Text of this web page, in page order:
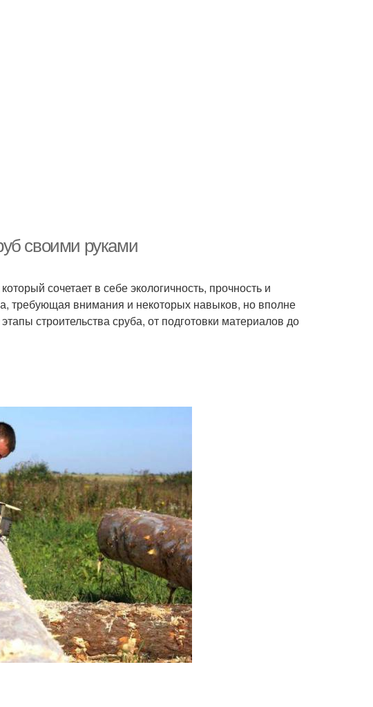
своими руками
сочетает в себе экологичность, прочность и
требующая внимания и некоторых навыков, но вполне
строительства сруба, от подготовки материалов до